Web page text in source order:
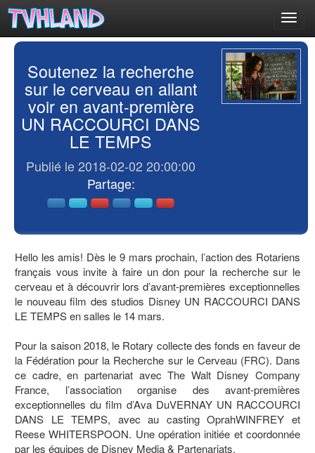
Soutenez la recherche
sur le cerveau en allant
voir en avant-première
UN RACCOURCI DANS
LE TEMPS
Publié le 2018-02-02 20:00:00
Partage:
Hello les amis! Dès le 9 mars prochain, l’action des Rotariens
français vous invite à faire un don pour la recherche sur le
cerveau et à découvrir lors d’avant-premières exceptionnelles
le nouveau film des studios Disney UN RACCOURCI DANS
LE TEMPS en salles le 14 mars.
Pour la saison 2018, le Rotary collecte des fonds en faveur de
la Fédération pour la Recherche sur le Cerveau (FRC). Dans
ce cadre, en partenariat avec The Walt Disney Company
France, l’association organise des avant-premières
exceptionnelles du film d’Ava DuVERNAY UN RACCOURCI
DANS LE TEMPS, avec au casting OprahWINFREY et
Reese WHITERSPOON. Une opération initiée et coordonnée
par les équipes de Disney Media & Partenariats.